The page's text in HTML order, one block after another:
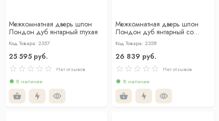
Межкомнатная дверь шпон
Лондон дуб янтарный глухая
Код Товара: 2357
25 595 руб.
Нет отзывов
В наличии
Межкомнатная дверь шпон
Лондон дуб янтарный со
стеклом
Код Товара: 2358
26 839 руб.
Нет отзывов
В наличии